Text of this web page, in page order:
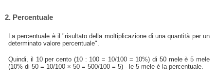
2. Percentuale
La percentuale è il "risultato della moltiplicazione di una quantità per un
determinato valore percentuale".
Quindi, il 10 per cento (10 : 100 = 10/100 = 10%) di 50 mele è 5 mele
(10% di 50 = 10/100 × 50 = 500/100 = 5) - le 5 mele è la percentuale.